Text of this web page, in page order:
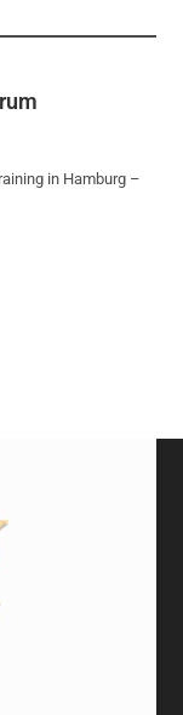
in Hamburg –